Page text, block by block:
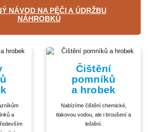
NÁVOD NA PÉČI A ÚDRŽBU
NÁHROBKŮ
a
Čištění
pomníků
a hrobek
Nabízíme čištění chemické,
tlakovou vodou, ale i broušení a
leštění.